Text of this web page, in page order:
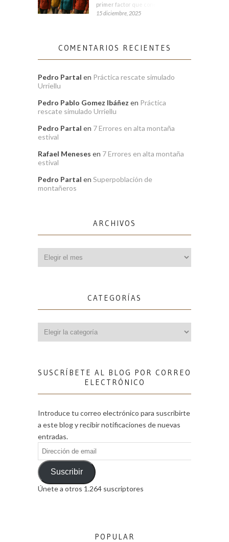
primer factor que condiciona tu
15 diciembre, 2025
COMENTARIOS RECIENTES
Pedro Partal en Práctica rescate simulado
Urriellu
Pedro Pablo Gomez Ibáñez en Práctica
rescate simulado Urriellu
Pedro Partal en 7 Errores en alta montaña
estival
Rafael Meneses en 7 Errores en alta montaña
estival
Pedro Partal en Superpoblación de
montañeros
ARCHIVOS
CATEGORÍAS
SUSCRÍBETE AL BLOG POR CORREO
ELECTRÓNICO
Introduce tu correo electrónico para suscribirte
a este blog y recibir notificaciones de nuevas
entradas.
Dirección
de
emailSuscribir
Únete a otros 1.264 suscriptores
POPULAR